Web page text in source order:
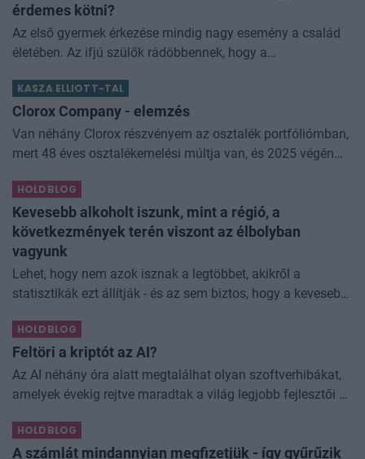
érdemes kötni?
Az első gyermek érkezése mindig nagy esemény a család
életében. Az ifjú szülők rádöbbennek, hogy a
is! Így történt ez Nórával
KASZA ELLIOTT-TAL
Clorox Company - elemzés
Van néhány Clorox részvényem az osztalék portfóliómban,
mert 48 éves osztalékemelési múltja van, és 2025 végén
dividend king-et. Azt
HOLDBLOG
Kevesebb alkoholt iszunk, mint a régió, a
következmények terén viszont az élbolyban
vagyunk
Lehet, hogy nem azok isznak a legtöbbet, akikről a
statisztikák ezt állítják - és az sem biztos, hogy a kevesebb
Kevesebb alkoholt iszunk
HOLDBLOG
Feltöri a kriptót az AI?
Az AI néhány óra alatt megtalálhat olyan szoftverhibákat,
amelyek évekig rejtve maradtak a világ legjobb fejlesztői és
különösen nagy...
HOLDBLOG
A számlát mindannyian megfizetjük - így gyűrűzik